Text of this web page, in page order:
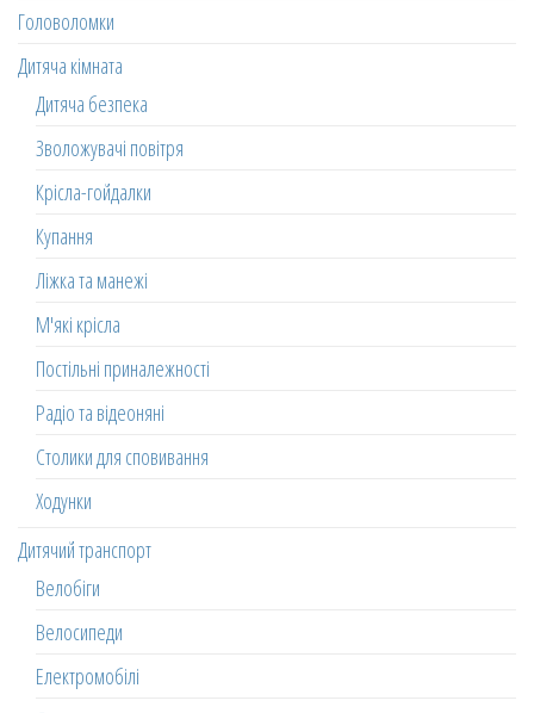
Головоломки
Дитяча кімната
Дитяча безпека
Зволожувачі повітря
Крісла-гойдалки
Купання
Ліжка та манежі
М'які крісла
Постільні приналежності
Радіо та відеоняні
Столики для сповивання
Ходунки
Дитячий транспорт
Велобіги
Велосипеди
Електромобілі